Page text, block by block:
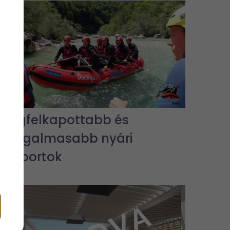
A legfelkapottabb és
legizgalmasabb nyári
vízisportok